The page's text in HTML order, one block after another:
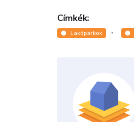
Címkék:
Lakóparkok